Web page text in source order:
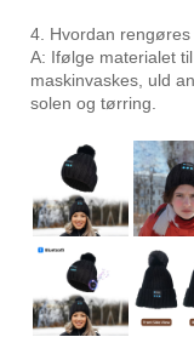
4. Hvordan
A: Ifølge materialet
maskinvaskes, uld
solen og tørring.